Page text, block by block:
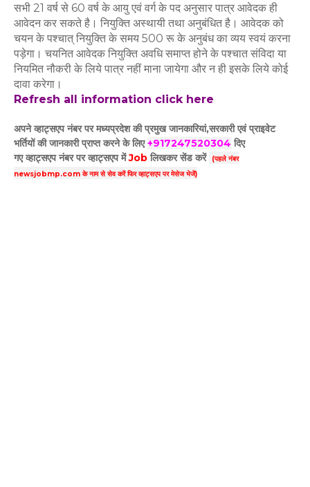
सभी 21 वर्ष से 60 वर्ष के आयु एवं वर्ग के पद अनुसार पात्र आवेदक ही
आवेदन कर सकते है। नियुक्ति अस्थायी तथा अनुबंधित है। आवेदक को
चयन के पश्चात् नियुक्ति के समय 500 रू के अनुबंध का व्यय स्वयं करना
पड़ेगा। चयनित आवेदक नियुक्ति अवधि समाप्त होने के पश्चात संविदा या
नियमित नौकरी के लिये पात्र नहीं माना जायेगा और न ही इसके लिये कोई
दावा करेगा।
Refresh all information click here
अपने व्हाट्सएप नंबर पर मध्यप्रदेश की प्रमुख जानकारियां,सरकारी एवं प्राइवेट
भर्तियों की जानकारी प्राप्त करने के लिए+917247520304 दिए
गएव्हाट्सएपनंबर पर व्हाट्सएप मेंJob लिखकर सेंड करें
(पहले नंबर
newsjobmp.com के नाम से सेव करें फिर व्हाट्सएप पर मेसेज भेजें)